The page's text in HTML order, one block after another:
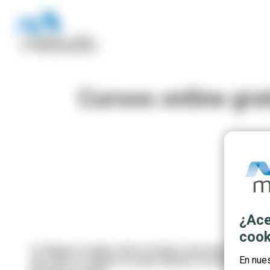
Cursos online
que vamos a impartir en Grupo Método. Se trata deEn